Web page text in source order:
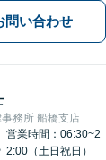
問い合わせ
務所 船橋支店
営業時間：06:30~2
2:00（土日祝日）